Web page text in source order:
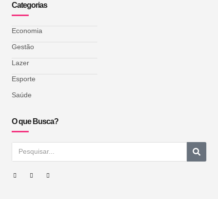
Categorias
Economia
Gestão
Lazer
Esporte
Saúde
O que Busca?